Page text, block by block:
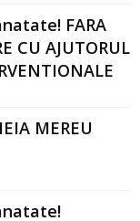
FARA
CU AJUTORUL
MEREU